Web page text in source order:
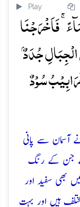
Play
فَاَخۡرَجۡنَا
جُدَدٌۢ
سُوۡدٌ
آسمان سے پانی
جن کے رنگ
بھی سفید اور
ہیں اور بہت